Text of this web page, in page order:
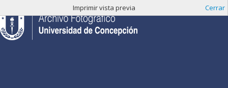
Imprimir vista previa Cerrar